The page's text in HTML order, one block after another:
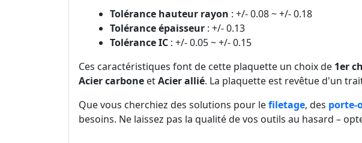
Tolérance hauteur rayon : +/- 0.08 ~ +/- 0.18
Tolérance épaisseur : +/- 0.13
Tolérance IC : +/- 0.05 ~ +/- 0.15
Ces caractéristiques font de cette plaquette un choix de 1er
Acier carbone etAcier allié. La plaquette est revêtue d'un
Que vous cherchiez des solutions pour lefiletage, des porte-
besoins. Ne laissez pas la qualité de vos outils au hasard –